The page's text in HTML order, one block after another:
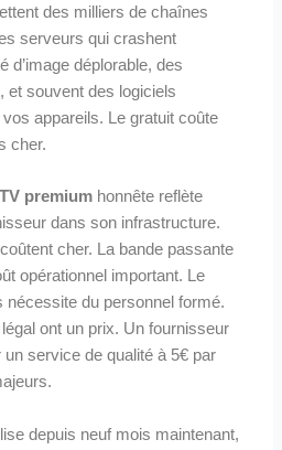
des milliers de chaînes
serveurs qui crashent
d’image déplorable, des
et souvent des logiciels
appareils. Le gratuit coûte
cher.
premium honnête reflète
dans son infrastructure.
cher. La bande passante
opérationnel important. Le
nécessite du personnel formé.
ont un prix. Un fournisseur
service de qualité à 5€ par
depuis neuf mois maintenant,